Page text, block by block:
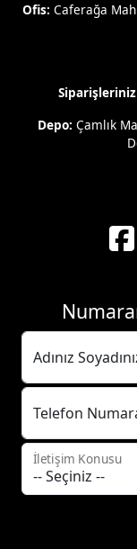
Ofis: Caferağa
Depo: Çamlık
Adınız
Telefon
İletişim Konusu